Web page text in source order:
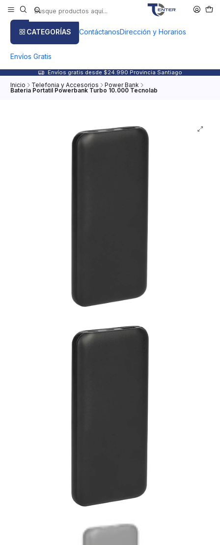
CATEGORÍAS ContáctanosDirección y Horarios
Envíos Gratis
Envíos gratis desde $24.990 Provincia Santiago
Inicio Telefonia y Accesorios Power Bank
Bateria Portatil Powerbank Turbo 10.000 Tecnolab